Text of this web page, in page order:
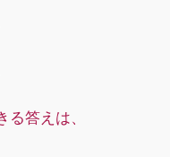
る答えは、